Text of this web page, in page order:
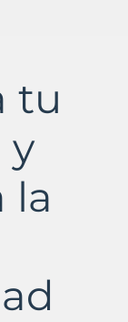
tu
y
la